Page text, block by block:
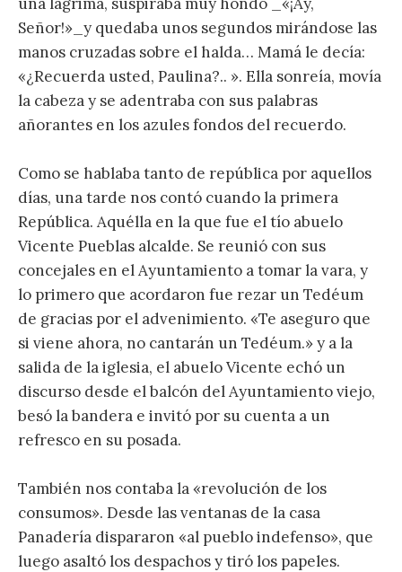
Señor!»_y quedaba unos segundos mirándose las
manos cruzadas sobre el halda… Mamá le decía:
«¿Recuerda usted, Paulina?.. ». Ella sonreía, movía
la cabeza y se adentraba con sus palabras
añorantes en los azules fondos del recuerdo.
Como se hablaba tanto de república por aquellos
días, una tarde nos contó cuando la primera
República. Aquélla en la que fue el tío abuelo
Vicente Pueblas alcalde. Se reunió con sus
concejales en el Ayuntamiento a tomar la vara, y
lo primero que acordaron fue rezar un Tedéum
de gracias por el advenimiento. «Te aseguro que
si viene ahora, no cantarán un Tedéum.» y a la
salida de la iglesia, el abuelo Vicente echó un
discurso desde el balcón del Ayuntamiento viejo,
besó la bandera e invitó por su cuenta a un
refresco en su posada.
También nos contaba la «revolución de los
consumos». Desde las ventanas de la casa
Panadería dispararon «al pueblo indefenso», que
luego asaltó los despachos y tiró los papeles.